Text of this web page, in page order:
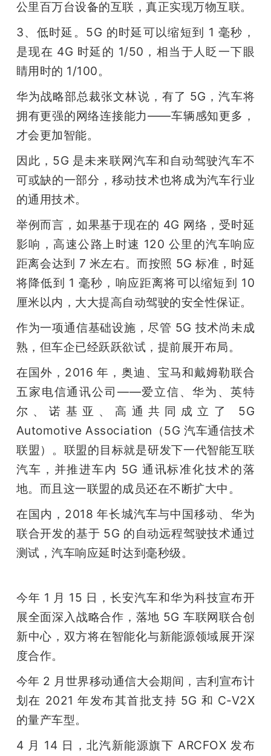
公里百万台设备的互联，真正实现万物互联。
3、低时延。5G 的时延可以缩短到 1 毫秒，
是现在 4G 时延的 1/50，相当于人眨一下眼
睛用时的 1/100。
华为战略部总裁张文林说，有了 5G，汽车将
拥有更强的网络连接能力——车辆感知更多，
才会更加智能。
因此，5G 是未来联网汽车和自动驾驶汽车不
可或缺的一部分，移动技术也将成为汽车行业
的通用技术。
举例而言，如果基于现在的 4G 网络，受时延
影响，高速公路上时速 120 公里的汽车响应
距离会达到 7 米左右。而按照 5G 标准，时延
将降低到 1 毫秒，响应距离将可以缩短到 10
厘米以内，大大提高自动驾驶的安全性保证。
作为一项通信基础设施，尽管 5G 技术尚未成
熟，但车企已经跃跃欲试，提前展开布局。
在国外，2016 年，奥迪、宝马和戴姆勒联合
五家电信通讯公司——爱立信、华为、英特
尔、诺基亚、高通共同成立了 5G
Automotive Association（5G 汽车通信技术
联盟）。联盟的目标就是研发下一代智能互联
汽车，并推进车内 5G 通讯标准化技术的落
地。而且这一联盟的成员还在不断扩大中。
在国内，2018 年长城汽车与中国移动、华为
联合开发的基于 5G 的自动远程驾驶技术通过
测试，汽车响应延时达到毫秒级。
今年 1 月 15 日，长安汽车和华为科技宣布开
展全面深入战略合作，落地 5G 车联网联合创
新中心，双方将在智能化与新能源领域展开深
度合作。
今年 2 月世界移动通信大会期间，吉利宣布计
划在 2021 年发布其首批支持 5G 和 C-V2X
的量产车型。
4 月 14 日，北汽新能源旗下 ARCFOX 发布